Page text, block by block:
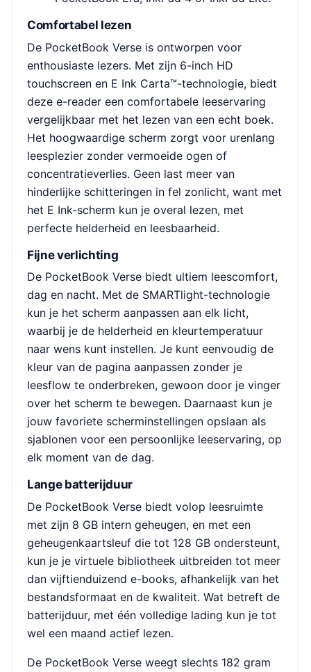
Comfortabel lezen
De PocketBook Verse is ontworpen voor
enthousiaste lezers. Met zijn 6-inch HD
touchscreen en E Ink Carta™-technologie, biedt
deze e-reader een comfortabele leeservaring
vergelijkbaar met het lezen van een echt boek.
Het hoogwaardige scherm zorgt voor urenlang
leesplezier zonder vermoeide ogen of
concentratieverlies. Geen last meer van
hinderlijke schitteringen in fel zonlicht, want met
het E Ink-scherm kun je overal lezen, met
perfecte helderheid en leesbaarheid.
Fijne verlichting
De PocketBook Verse biedt ultiem leescomfort,
dag en nacht. Met de SMARTlight-technologie
kun je het scherm aanpassen aan elk licht,
waarbij je de helderheid en kleurtemperatuur
naar wens kunt instellen. Je kunt eenvoudig de
kleur van de pagina aanpassen zonder je
leesflow te onderbreken, gewoon door je vinger
over het scherm te bewegen. Daarnaast kun je
jouw favoriete scherminstellingen opslaan als
sjablonen voor een persoonlijke leeservaring, op
elk moment van de dag.
Lange batterijduur
De PocketBook Verse biedt volop leesruimte
met zijn 8 GB intern geheugen, en met een
geheugenkaartsleuf die tot 128 GB ondersteunt,
kun je je virtuele bibliotheek uitbreiden tot meer
dan vijftienduizend e-books, afhankelijk van het
bestandsformaat en de kwaliteit. Wat betreft de
batterijduur, met één volledige lading kun je tot
wel een maand actief lezen.
De PocketBook Verse weegt slechts 182 gram